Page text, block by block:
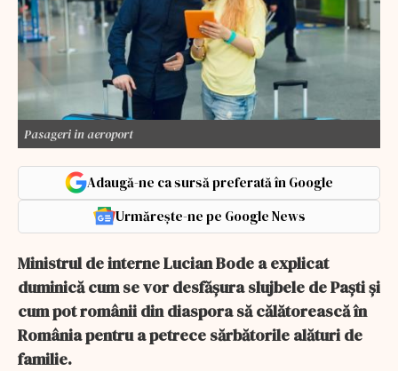
Pasageri in aeroport
Adaugă-ne ca sursă preferată în Google
Urmărește-ne pe Google News
Ministrul de interne Lucian Bode a explicat
duminică cum se vor desfăşura slujbele de Paşti şi
cum pot românii din diaspora să călătorească în
România pentru a petrece sărbătorile alături de
familie.